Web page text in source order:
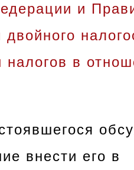
и
в
внести его в